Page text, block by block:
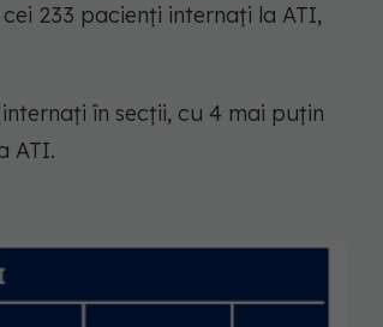
233 pacienți internați la ATI,
în secții, cu 4 mai puțin
ATI.